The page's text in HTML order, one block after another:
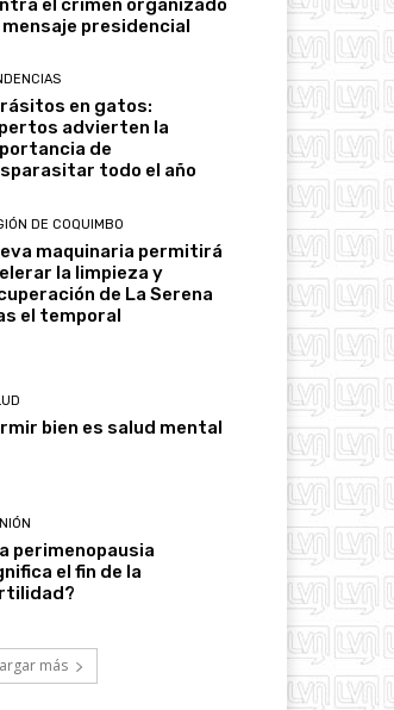
el crimen organizado
mensaje presidencial
en gatos:
advierten la
de
todo el año
DE COQUIMBO
maquinaria permitirá
la limpieza y
de La Serena
el temporal
bien es salud mental
perimenopausia
el fin de la
más